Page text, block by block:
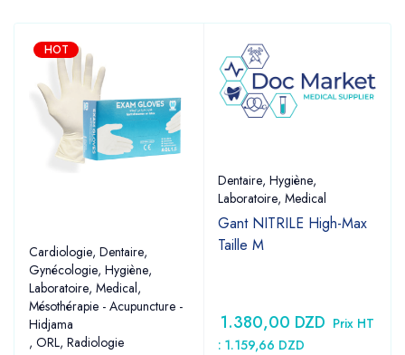
HOT
Cardiologie, Dentaire,
Gynécologie, Hygiène,
Laboratoire, Medical,
Mésothérapie - Acupuncture -
Hidjama
, ORL, Radiologie
Dentaire, Hygiène,
Laboratoire, Medical
Gant NITRILE High-Max
Taille M
1.380,00 DZD Prix HT
: 1.159,66 DZD